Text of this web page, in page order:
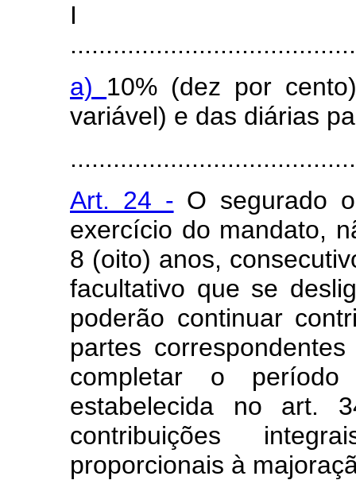
I
a) 10% (dez por
variável) e das diárias
Art. 24 - O segurado
exercício do mandato,
8 (oito) anos,
facultativo que se
poderão continuar
partes
completar o
estabelecida no art.
contribuições
proporcionais à